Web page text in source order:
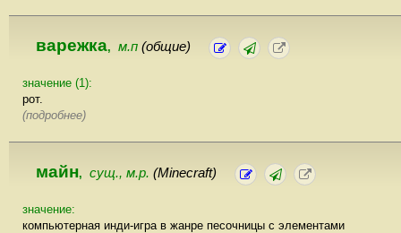
варежка, м.п (общие)
значение (1):
рот.
(подробнее)
майн, сущ., м.р. (Minecraft)
значение:
компьютерная инди-игра в жанре песочницы с элементами